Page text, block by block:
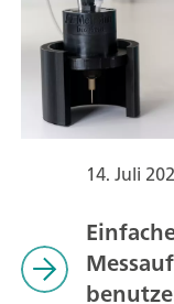
14. Juli